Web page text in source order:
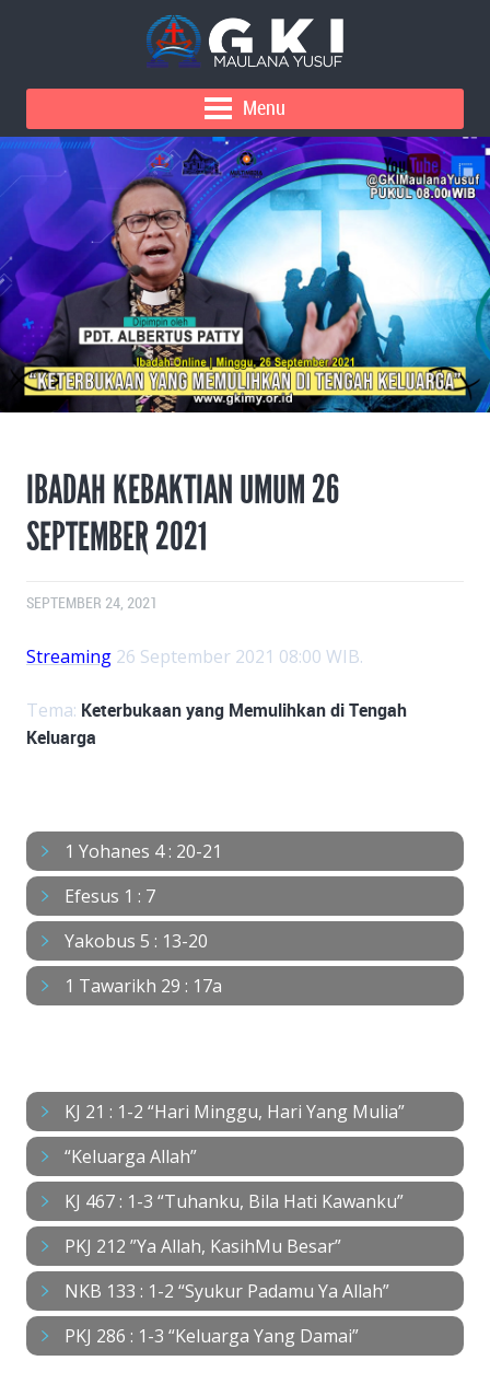
Menu
IBADAH KEBAKTIAN UMUM 26
SEPTEMBER 2021
SEPTEMBER 24, 2021
Streaming 26 September 2021 08:00 WIB.
Tema: Keterbukaan yang Memulihkan di Tengah
Keluarga
1 Yohanes 4 : 20-21
Efesus 1 : 7
Yakobus 5 : 13-20
1 Tawarikh 29 : 17a
KJ 21 : 1-2 “Hari Minggu, Hari Yang Mulia”
“Keluarga Allah”
KJ 467 : 1-3 “Tuhanku, Bila Hati Kawanku”
PKJ 212 ”Ya Allah, KasihMu Besar”
NKB 133 : 1-2 “Syukur Padamu Ya Allah”
PKJ 286 : 1-3 “Keluarga Yang Damai”